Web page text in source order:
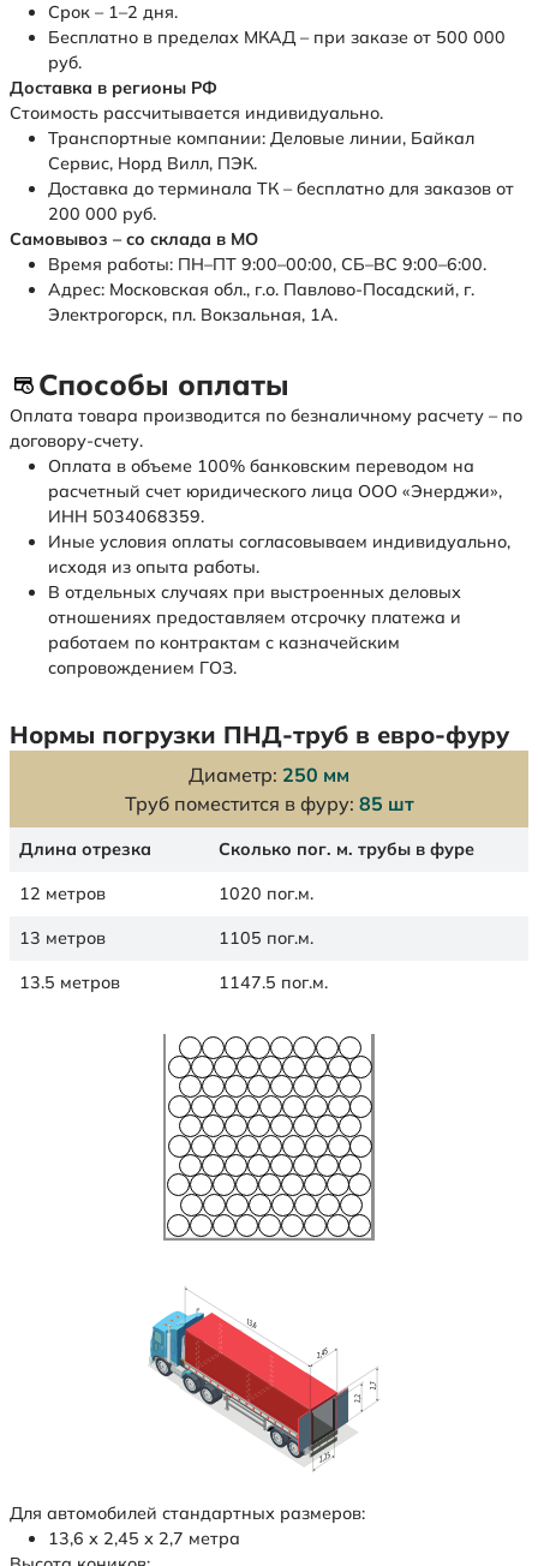
Срок – 1–2 дня.
Бесплатно в пределах МКАД – при заказе от 500 000
руб.
Доставка в регионы РФ
Стоимость рассчитывается индивидуально.
Транспортные компании: Деловые линии, Байкал
Сервис, Норд Вилл, ПЭК.
Доставка до терминала ТК – бесплатно для заказов от
200 000 руб.
Самовывоз – со склада в МО
Время работы: ПН–ПТ 9:00–00:00, СБ–ВС 9:00–6:00.
Адрес: Московская обл., г.о. Павлово-Посадский, г.
Электрогорск, пл. Вокзальная, 1А.
Способы оплаты
Оплата товара производится по безналичному расчету – по
договору-счету.
Оплата в объеме 100% банковским переводом на
расчетный счет юридического лица ООО «Энерджи»,
ИНН 5034068359.
Иные условия оплаты согласовываем индивидуально,
исходя из опыта работы.
В отдельных случаях при выстроенных деловых
отношениях предоставляем отсрочку платежа и
работаем по контрактам с казначейским
сопровождением ГОЗ.
Нормы погрузки ПНД-труб в евро-фуру
Диаметр: 250 мм
Труб поместится в фуру: 85 шт
Длина отрезка Сколько пог. м. трубы в фуре
12 метров 1020 пог.м.
13 метров 1105 пог.м.
13.5 метров 1147.5 пог.м.
Для автомобилей стандартных размеров:
13,6 х 2,45 х 2,7 метра